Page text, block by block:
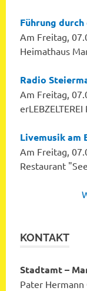
Führung
Am Freitag,
Heimathaus
Radio
Am Freitag,
Livemusik am
Am Freitag,
Restaurant
KONTAKT
Stadtamt –
Pater Hermann